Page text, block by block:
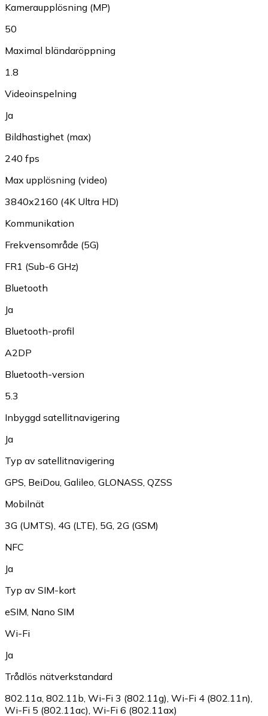
Kameraupplösning (MP)
50
Maximal bländaröppning
1.8
Videoinspelning
Ja
Bildhastighet (max)
240 fps
Max upplösning (video)
3840x2160 (4K Ultra HD)
Kommunikation
Frekvensområde (5G)
FR1 (Sub-6 GHz)
Bluetooth
Ja
Bluetooth-profil
A2DP
Bluetooth-version
5.3
Inbyggd satellitnavigering
Ja
Typ av satellitnavigering
GPS, BeiDou, Galileo, GLONASS, QZSS
Mobilnät
3G (UMTS), 4G (LTE), 5G, 2G (GSM)
NFC
Ja
Typ av SIM-kort
eSIM, Nano SIM
Wi-Fi
Ja
Trådlös nätverkstandard
802.11a, 802.11b, Wi-Fi 3 (802.11g), Wi-Fi 4 (802.11n),
Wi-Fi 5 (802.11ac), Wi-Fi 6 (802.11ax)